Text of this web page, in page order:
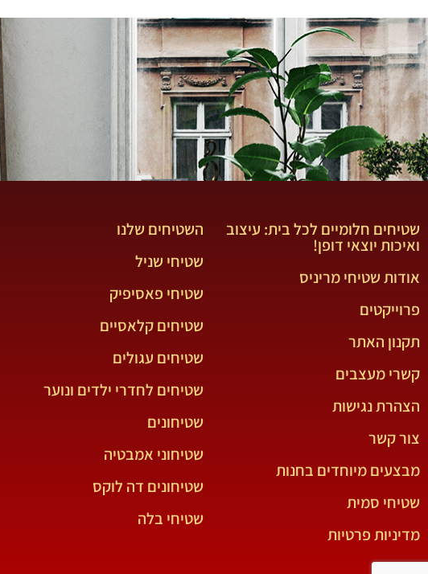
שטיחים חלומיים לכל בית: עיצוב
ואיכות יוצאי דופן!
אודות שטיחי מריניס
פרוייקטים
תקנון האתר
קשרי מעצבים
הצהרת נגישות
צור קשר
מבצעים מיוחדים בחנות
שטיחי סמית
מדיניות פרטיות
השטיחים שלנו
שטיחי שניל
שטיחי פאסיפיק
שטיחים קלאסיים
שטיחים עגולים
שטיחים לחדרי ילדים ונוער
שטיחונים
שטיחוני אמבטיה
שטיחונים דה לוקס
שטיחי בלה